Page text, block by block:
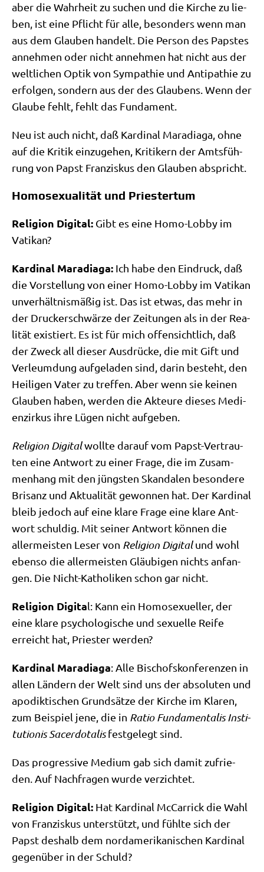
aber die Wahr­heit zu suchen und die Kir­che zu lie­
ben, ist eine Pflicht für alle, beson­ders wenn man
aus dem Glau­ben han­delt. Die Per­son des Pap­stes
anneh­men oder nicht anneh­men hat nicht aus der
welt­li­chen Optik von Sym­pa­thie und Anti­pa­thie zu
erfol­gen, son­dern aus der des Glau­bens. Wenn der
Glau­be fehlt, fehlt das Fundament.
Neu ist auch nicht, daß Kar­di­nal Mara­dia­ga, ohne
auf die Kri­tik ein­zu­ge­hen, Kri­ti­kern der Amts­füh­
rung von Papst Fran­zis­kus den Glau­ben abspricht.
Homosexualität und Priestertum
Reli­gi­on Digi­tal: Gibt es eine Homo-Lob­by im
Vatikan?
Kar­di­nal Mara­dia­ga: Ich habe den Ein­druck, daß
die Vor­stel­lung von einer Homo-Lob­by im Vati­kan
unver­hält­nis­mä­ßig ist. Das ist etwas, das mehr in
der Drucker­schwär­ze der Zei­tun­gen als in der Rea­
li­tät exi­stiert. Es ist für mich offen­sicht­lich, daß
der Zweck all die­ser Aus­drücke, die mit Gift und
Ver­leum­dung auf­ge­la­den sind, dar­in besteht, den
Hei­li­gen Vater zu tref­fen. Aber wenn sie kei­nen
Glau­ben haben, wer­den die Akteu­re die­ses Medi­
en­zir­kus ihre Lügen nicht aufgeben.
Reli­gi­on Digi­talwoll­te dar­auf vom Papst-Ver­trau­
ten eine Ant­wort zu einer Fra­ge, die im Zusam­
men­hang mit den jüng­sten Skan­da­len beson­de­re
Bri­sanz und Aktua­li­tät gewon­nen hat. Der Kar­di­nal
bleib jedoch auf eine kla­re Fra­ge eine kla­re Ant­
wort schul­dig. Mit sei­ner Ant­wort kön­nen die
aller­mei­sten Leser von Reli­gi­on Digi­talund wohl
eben­so die aller­mei­sten Gläu­bi­gen nichts anfan­
gen. Die Nicht-Katho­li­ken schon gar nicht.
Reli­gi­on Digi­tal: Kann ein Homo­se­xu­el­ler, der
eine kla­re psy­cho­lo­gi­sche und sexu­el­le Rei­fe
erreicht hat, Prie­ster werden?
Kar­di­nal Mara­dia­ga: Alle Bischofs­kon­fe­ren­zen in
allen Län­dern der Welt sind uns der abso­lu­ten und
apo­dik­ti­schen Grund­sät­ze der Kir­che im Kla­ren,
zum Bei­spiel jene, die in Ratio Fun­da­men­ta­lis Insti­
tu­tio­nis Sacer­do­ta­lisfest­ge­legt sind.
Das pro­gres­si­ve Medi­um gab sich damit zufrie­
den. Auf Nach­fra­gen wur­de verzichtet.
Reli­gi­on Digi­tal: Hat Kar­di­nal McCar­ri­ck die Wahl
von Fran­zis­kus unter­stützt, und fühl­te sich der
Papst des­halb dem nord­ame­ri­ka­ni­schen Kar­di­nal
gegen­über in der Schuld?